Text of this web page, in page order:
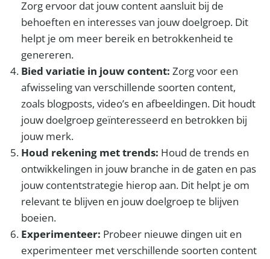
Zorg ervoor dat jouw content aansluit bij de
behoeften en interesses van jouw doelgroep. Dit
helpt je om meer bereik en betrokkenheid te
genereren.
Bied variatie in jouw content: Zorg voor een
afwisseling van verschillende soorten content,
zoals blogposts, video’s en afbeeldingen. Dit houdt
jouw doelgroep geïnteresseerd en betrokken bij
jouw merk.
Houd rekening met trends: Houd de trends en
ontwikkelingen in jouw branche in de gaten en pas
jouw contentstrategie hierop aan. Dit helpt je om
relevant te blijven en jouw doelgroep te blijven
boeien.
Experimenteer: Probeer nieuwe dingen uit en
experimenteer met verschillende soorten content